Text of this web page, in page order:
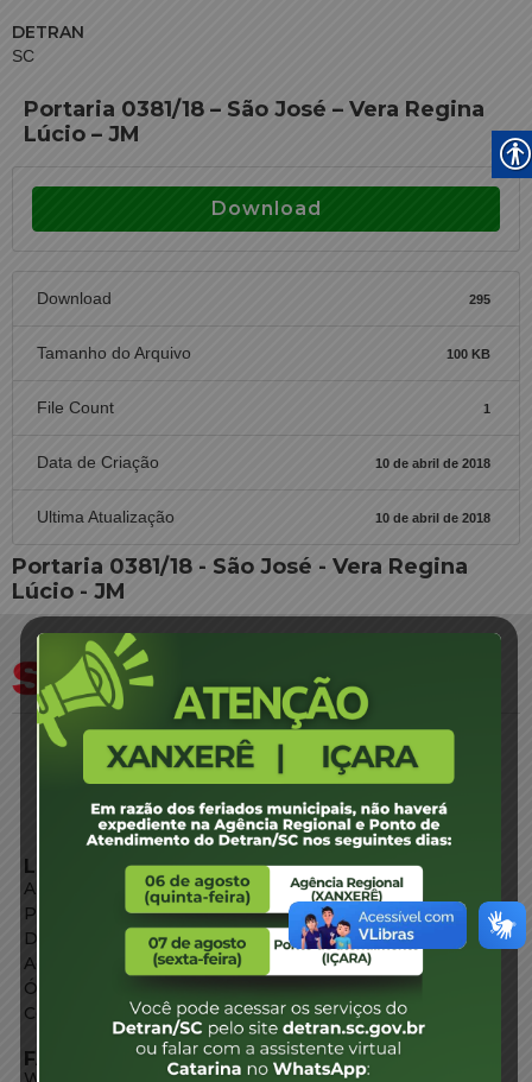
DETRAN
SC
Portaria 0381/18 – São José – Vera Regina
Lúcio – JM
Download
Download 295
Tamanho do Arquivo 100 KB
File Count 1
Data de Criação 10 de abril de 2018
Ultima Atualização 10 de abril de 2018
Portaria 0381/18 - São José - Vera Regina
Lúcio - JM
LINKS EXTERNOS
Agência de Notícias
Portal de Serviços
Diário Oficial
Acesso à Informação
Órgãos do Governo
Conheça SC
FALE CONOSCO